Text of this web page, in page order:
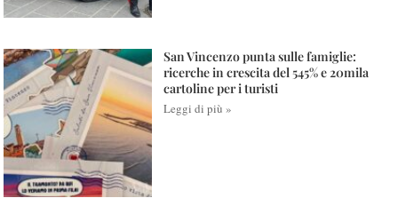
San Vincenzo punta sulle famiglie:
ricerche in crescita del 545% e 20mila
cartoline per i turisti
Leggi di più »